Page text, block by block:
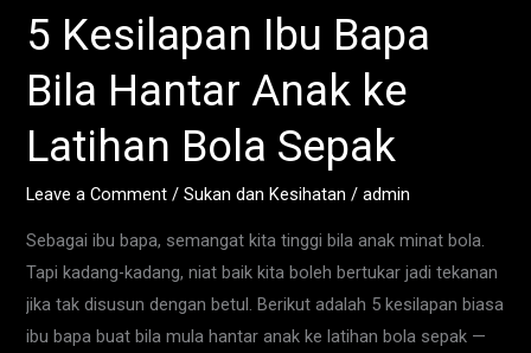
5 Kesilapan Ibu Bapa
Bila Hantar Anak ke
Latihan Bola Sepak
Leave a Comment /Sukan dan Kesihatan /admin
Sebagai ibu bapa, semangat kita tinggi bila anak minat bola.
Tapi kadang-kadang, niat baik kita boleh bertukar jadi tekanan
jika tak disusun dengan betul. Berikut adalah 5 kesilapan biasa
ibu bapa buat bila mula hantar anak ke latihan bola sepak —
5
Kesilapan
Ibu
Bila
ke
Latihan
Bola
Sepak